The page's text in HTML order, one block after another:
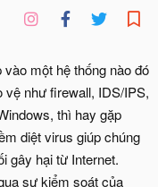
một hệ thống nào đó
vệ như firewall, IDS/IPS,
thì hay gặp
diệt virus giúp chúng
gây hại từ Internet.
sự kiểm soát của